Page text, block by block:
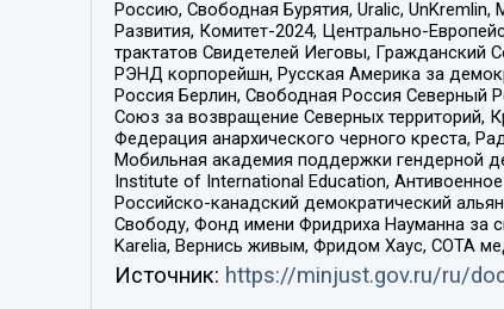
Россию, Свободная Бурятия, Uralic,
Развития, Комитет-2024, Центрально-
трактатов Свидетелей Иеговы, Гражданский
РЭНД корпорейшн, Русская Америка за
Россия Берлин, Свободная Россия Северный
Союз за возвращение Северных территорий,
Федерация анархического черного креста,
Мобильная академия поддержки гендерной
Institute of International Education,
Российско-канадский демократический
Свободу, Фонд имени Фридриха Науманна за
Karelia, Вернись живым, Фридом Хаус, СОТА
Источник: https://minjust.gov.ru/ru/